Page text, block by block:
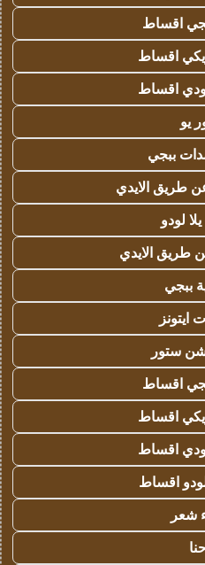
اقساط
اقساط
اقساط
يو
ببجي
طريق الايدي
لودو
طريق الايدي
ببجي
ايتونز
ستور
اقساط
اقساط
اقساط
اقساط
شعر